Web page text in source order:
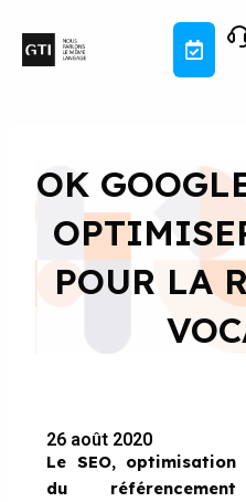
contenu
OK
POUR LA
26 août 2020
Le SEO, optimisation
du référencement